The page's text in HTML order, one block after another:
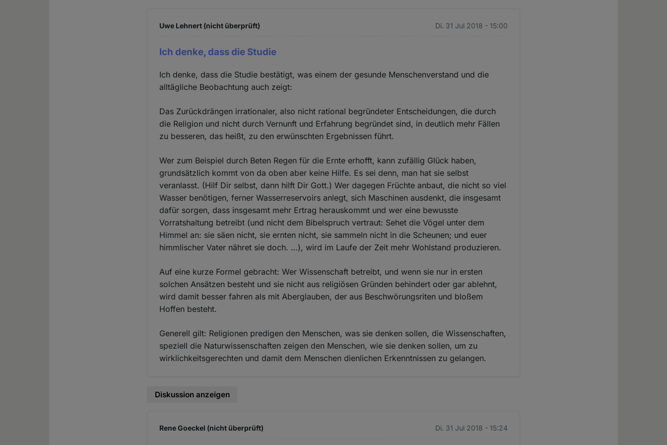
Uwe Lehnert (nicht überprüft) Di. 31 Jul 2018 - 15:00
Ich denke, dass die Studie
Ich denke, dass die Studie bestätigt, was einem der gesunde Menschenverstand und die
alltägliche Beobachtung auch zeigt:
Das Zurückdrängen irrationaler, also nicht rational begründeter Entscheidungen, die durch
die Religion und nicht durch Vernunft und Erfahrung begründet sind, in deutlich mehr Fällen
zu besseren, das heißt, zu den erwünschten Ergebnissen führt.
Wer zum Beispiel durch Beten Regen für die Ernte erhofft, kann zufällig Glück haben,
grundsätzlich kommt von da oben aber keine Hilfe. Es sei denn, man hat sie selbst
veranlasst. (Hilf Dir selbst, dann hilft Dir Gott.) Wer dagegen Früchte anbaut, die nicht so viel
Wasser benötigen, ferner Wasserreservoirs anlegt, sich Maschinen ausdenkt, die insgesamt
dafür sorgen, dass insgesamt mehr Ertrag herauskommt und wer eine bewusste
Vorratshaltung betreibt (und nicht dem Bibelspruch vertraut: Sehet die Vögel unter dem
Himmel an: sie säen nicht, sie ernten nicht, sie sammeln nicht in die Scheunen; und euer
himmlischer Vater nähret sie doch. …), wird im Laufe der Zeit mehr Wohlstand produzieren.
Auf eine kurze Formel gebracht: Wer Wissenschaft betreibt, und wenn sie nur in ersten
solchen Ansätzen besteht und sie nicht aus religiösen Gründen behindert oder gar ablehnt,
wird damit besser fahren als mit Aberglauben, der aus Beschwörungsriten und bloßem
Hoffen besteht.
Generell gilt: Religionen predigen den Menschen, was sie denken sollen, die Wissenschaften,
speziell die Naturwissenschaften zeigen den Menschen, wie sie denken sollen, um zu
wirklichkeitsgerechten und damit dem Menschen dienlichen Erkenntnissen zu gelangen.
Diskussion anzeigen
Rene Goeckel (nicht überprüft) Di. 31 Jul 2018 - 15:24